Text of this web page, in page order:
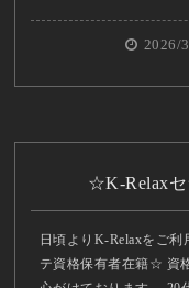
2026/
☆K-Relax
日頃よりK-Relaxをご
テ資格保有者在籍☆ 資